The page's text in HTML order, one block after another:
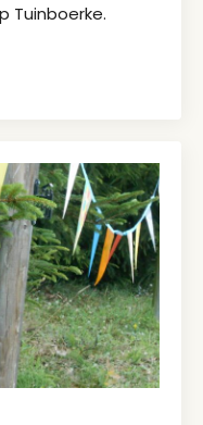
Tuinboerke.